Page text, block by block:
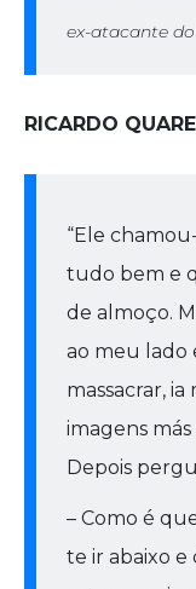
ex-atacante
RICARDO
“Ele
tudo bem e
de almoço.
ao meu lado
massacrar,
imagens
Depois
– Como é
te ir abaixo e